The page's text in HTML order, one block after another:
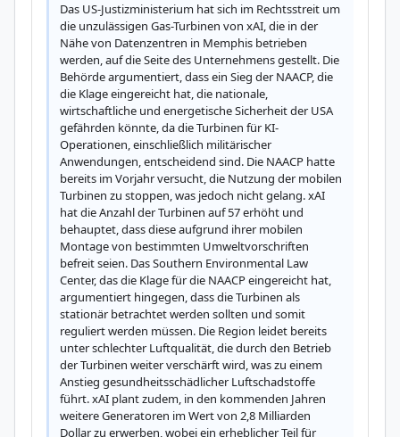
Das US-Justizministerium hat sich im Rechtsstreit um
die unzulässigen Gas-Turbinen von xAI, die in der
Nähe von Datenzentren in Memphis betrieben
werden, auf die Seite des Unternehmens gestellt. Die
Behörde argumentiert, dass ein Sieg der NAACP, die
die Klage eingereicht hat, die nationale,
wirtschaftliche und energetische Sicherheit der USA
gefährden könnte, da die Turbinen für KI-
Operationen, einschließlich militärischer
Anwendungen, entscheidend sind. Die NAACP hatte
bereits im Vorjahr versucht, die Nutzung der mobilen
Turbinen zu stoppen, was jedoch nicht gelang. xAI
hat die Anzahl der Turbinen auf 57 erhöht und
behauptet, dass diese aufgrund ihrer mobilen
Montage von bestimmten Umweltvorschriften
befreit seien. Das Southern Environmental Law
Center, das die Klage für die NAACP eingereicht hat,
argumentiert hingegen, dass die Turbinen als
stationär betrachtet werden sollten und somit
reguliert werden müssen. Die Region leidet bereits
unter schlechter Luftqualität, die durch den Betrieb
der Turbinen weiter verschärft wird, was zu einem
Anstieg gesundheitsschädlicher Luftschadstoffe
führt. xAI plant zudem, in den kommenden Jahren
weitere Generatoren im Wert von 2,8 Milliarden
Dollar zu erwerben, wobei ein erheblicher Teil für